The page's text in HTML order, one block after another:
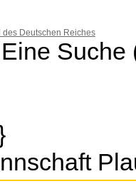
Deutschen Reiches